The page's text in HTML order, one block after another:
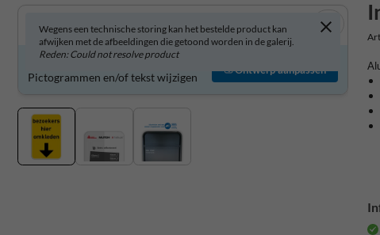
Wegens een technische storing kan het bestelde product kan
afwijken met de afbeeldingen die getoond worden in de galerij.
Reden: Could not resolve product
Informatiebord zelf aanpassen?
Pictogrammen en/of tekst wijzigen
Ontwerp aanpassen